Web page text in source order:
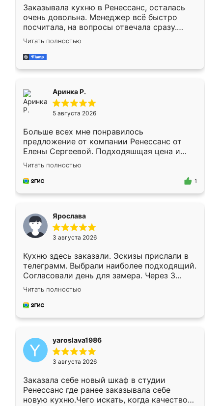
Заказывала кухню в Ренессанс, осталась
очень довольна. Менеджер всё быстро
посчитала, на вопросы отвечала сразу.
Замерщик приехал в субботу, подошёл к
делу со всей ответственностью. Собрали
за день, ребята работали аккуратно, даже
Читать полностью
Аринка Р.
5 августа 2026
Больше всех мне понравилось
предложение от компании Ренессанс от
Елены Сергеевой. Подходяшщая цена и
короткие сроки изготовления. Приехавший
для замера сотрудник Владислав
предложил по моему эскизу самый
Читать полностью
1
Ярослава
3 августа 2026
Кухню здесь заказали. Эскизы прислали в
телеграмм. Выбрали наиболее подходящий.
Согласовали день для замера. Через 3
недели кухня была уже готова. Остались
довольны работой. Спасибо Ренессанс
мебель за качественную работу!
Читать полностью
yaroslava1986
3 августа 2026
Заказала себе новый шкаф в студии
Ренессанс где ранее заказывала себе
новую кухню.Чего искать, когда качеством